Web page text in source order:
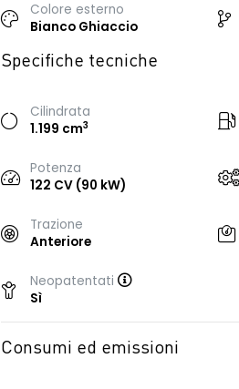
Colore esterno
Bianco Ghiaccio
Specifiche tecniche
Cilindrata
1.199 cm3
Potenza
122 CV (90 kW)
Trazione
Anteriore
Neopatentati
Sì
Consumi ed emissioni